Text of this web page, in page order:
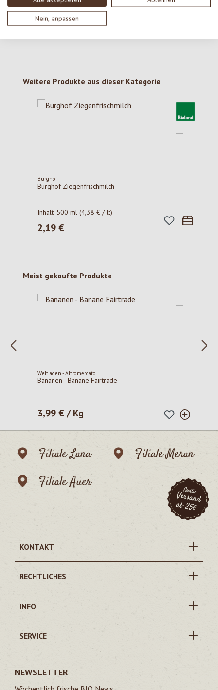
Nein, anpassen
Produktgalerie überspringen
Weitere Produkte aus dieser Kategorie
Burghof
Burghof Ziegenfrischmilch
Inhalt: 500 ml(4,38 € / lt)
Regulärer Preis:
2,19 €
Produktgalerie überspringen
Meist gekaufte Produkte
Weltladen - Altromercato
Bananen - Banane Fairtrade
Regulärer Preis:
3,99 € / Kg
Filiale Lana
Filiale Meran
Filiale Auer
KONTAKT
RECHTLICHES
INFO
SERVICE
NEWSLETTER